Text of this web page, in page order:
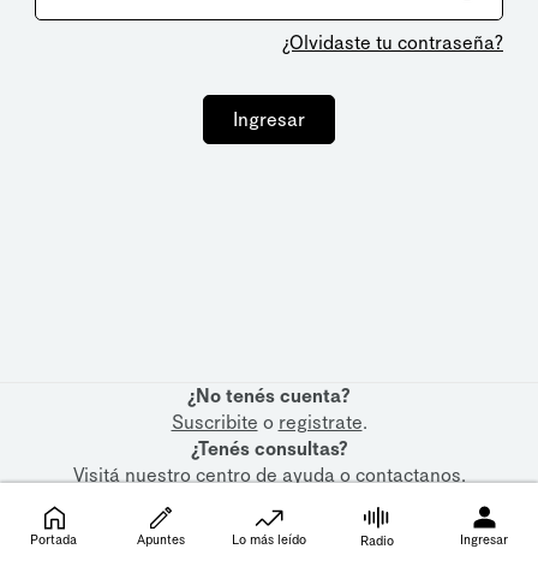
¿Olvidaste tu contraseña?
Ingresar
¿No tenés cuenta?
Suscribite o registrate.
¿Tenés consultas?
Visitá nuestrocentro de ayudaocontactanos.
Portada Apuntes Lo más leído Radio Ingresar